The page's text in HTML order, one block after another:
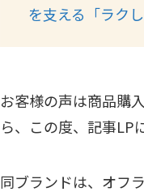
を支える「ラク
お客様の声は商品購
ら、この度、記事LP
同ブランドは、オフ